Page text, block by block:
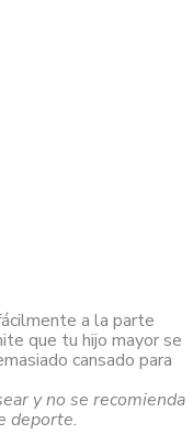
a la parte
que tu hijo mayor se
cansado para
y no se recomienda
deporte.